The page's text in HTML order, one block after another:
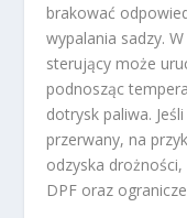
brakować
wypalania sadzy.
sterujący może
podnosząc
dotrysk paliwa.
przerwany, na
odzyska
DPF oraz